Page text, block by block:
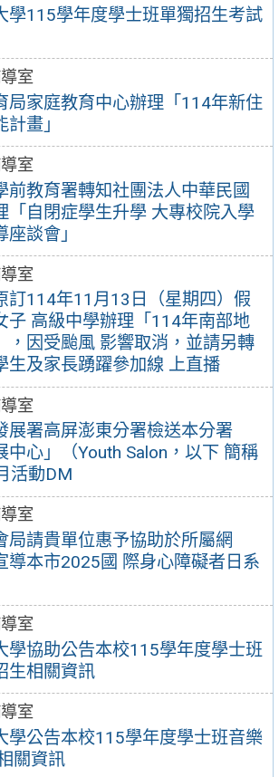
學115學年度學士班單獨招生考試
室
局家庭教育中心辦理「114年新住
畫」
室
前教育署轉知社團法人中華民國
「自閉症學生升學 大專校院入學
談會」
室
訂114年11月13日（星期四）假
子 高級中學辦理「114年南部地
，因受颱風 影響取消，並請另轉
生及家長踴躍參加線 上直播
室
展署高屏澎東分署檢送本分署
中心」（Youth Salon，以下 簡稱
活動DM
室
局請貴單位惠予協助於所屬網
導本市2025國 際身心障礙者日系
室
學協助公告本校115學年度學士班
生相關資訊
室
學公告本校115學年度學士班音樂
關資訊